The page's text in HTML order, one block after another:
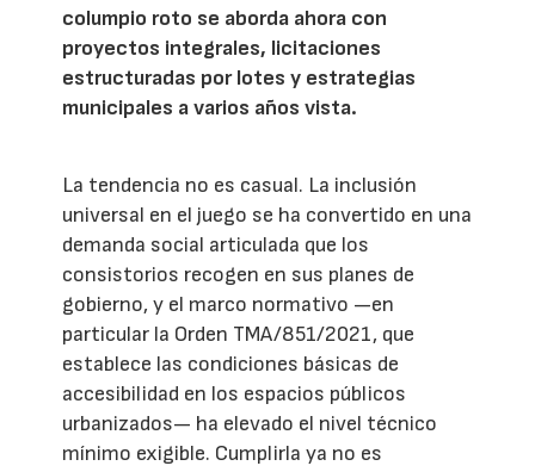
columpio roto se aborda ahora con
proyectos integrales, licitaciones
estructuradas por lotes y estrategias
municipales a varios años vista.
La tendencia no es casual. La inclusión
universal en el juego se ha convertido en una
demanda social articulada que los
consistorios recogen en sus planes de
gobierno, y el marco normativo —en
particular la Orden TMA/851/2021, que
establece las condiciones básicas de
accesibilidad en los espacios públicos
urbanizados— ha elevado el nivel técnico
mínimo exigible. Cumplirla ya no es